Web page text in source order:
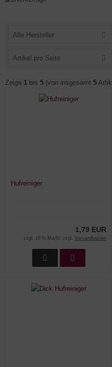
Alle Hersteller
Artikel pro Seite
Zeige 1 bis 5 (von insgesamt 5
Hufreiniger
1,79 EUR
zzgl. 19 % MwSt. zzgl. Versandkosten